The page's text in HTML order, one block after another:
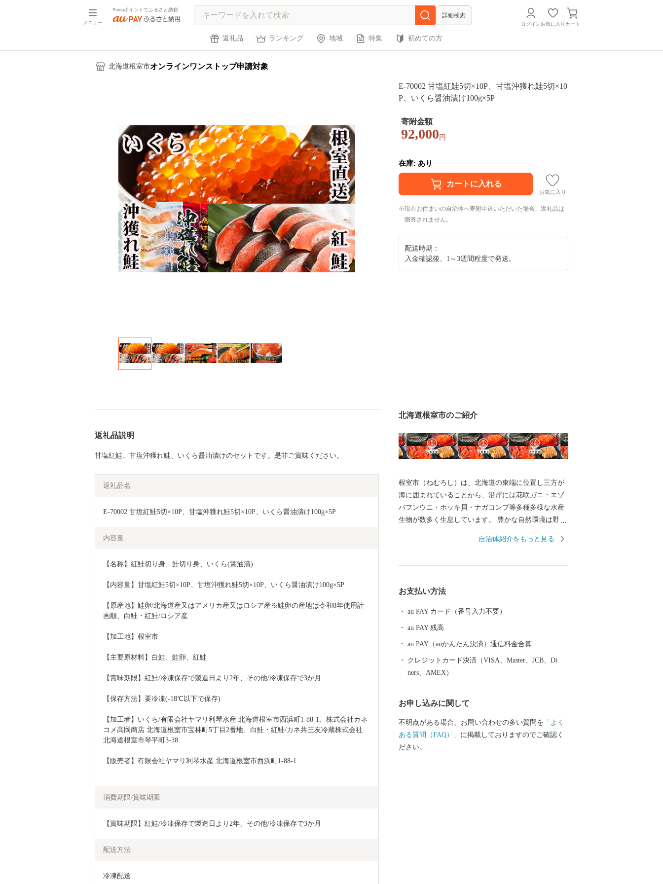
メニュー
Pontaポイントでふるさと納税
詳細検索
ログインお気に入り カート
返礼品 ランキング 地域 特集 初めての方
北海道根室市オンラインワンストップ申請対象
E-70002 甘塩紅鮭5切×10P、甘塩沖獲れ鮭5切×10
P、いくら醤油漬け100g×5P
寄附金額
92,000 円
在庫: あり
お気に入り
現在お住まいの自治体へ寄附申込いただいた場合、返礼品は
贈答されません。
配送時期：
入金確認後、1～3週間程度で発送。
返礼品説明
甘塩紅鮭、甘塩沖獲れ鮭、いくら醤油漬けのセットです。是非ご賞味ください。
返礼品名
E-70002 甘塩紅鮭5切×10P、甘塩沖獲れ鮭5切×10P、いくら醤油漬け100g×5P
内容量
【名称】紅鮭切り身、鮭切り身、いくら(醤油漬)
【内容量】甘塩紅鮭5切×10P、甘塩沖獲れ鮭5切×10P、いくら醤油漬け100g×5P
【原産地】鮭卵/北海道産又はアメリカ産又はロシア産※鮭卵の産地は令和8年使用計
画順、白鮭・紅鮭/ロシア産
【加工地】根室市
【主要原材料】白鮭、鮭卵、紅鮭
【賞味期限】紅鮭/冷凍保存で製造日より2年、その他/冷凍保存で3か月
【保存方法】要冷凍(-18℃以下で保存)
【加工者】いくら/有限会社ヤマリ利琴水産 北海道根室市西浜町1-88-1、株式会社カネ
コメ高岡商店 北海道根室市宝林町5丁目2番地、白鮭・紅鮭/カネ共三友冷蔵株式会社
北海道根室市琴平町3-38
【販売者】有限会社ヤマリ利琴水産 北海道根室市西浜町1-88-1
消費期限/賞味期限
【賞味期限】紅鮭/冷凍保存で製造日より2年、その他/冷凍保存で3か月
配送方法
冷凍配送
北海道根室市のご紹介
根室市（ねむろし）は、北海道の東端に位置し三方が
海に囲まれていることから、沿岸には花咲ガニ・エゾ
バフンウニ・ホッキ貝・ナガコンブ等多種多様な水産
生物が数多く生息しています。 豊かな自然環境は野鳥
る約330種の野鳥が観測でき、風蓮湖、春国岱、長節湖
を相手にする北海道ならではのアクティビティも人気
の早期返還を願い、市民一丸となって世論の先頭に立
ち、運動を展開しています。 まちの再生・発展のため
には解決しなければならない課題が非常に山積してい
自治体紹介をもっと見る
お支払い方法
au PAY カード（番号入力不要）
au PAY 残高
au PAY（auかんたん決済）通信料金合算
クレジットカード決済（VISA、Master、JCB、Di
ners、AMEX）
お申し込みに関して
不明点がある場合、お問い合わせの多い質問を 「よく
ある質問（FAQ）」 に掲載しておりますのでご確認く
ださい。